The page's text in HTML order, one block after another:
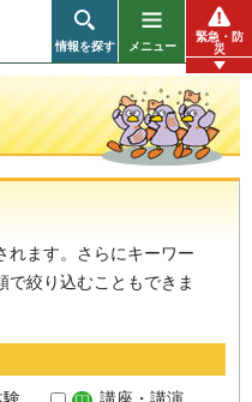
情報を探す メニュー
緊急・防
災
れます。さらにキーワー
で絞り込むこともできま